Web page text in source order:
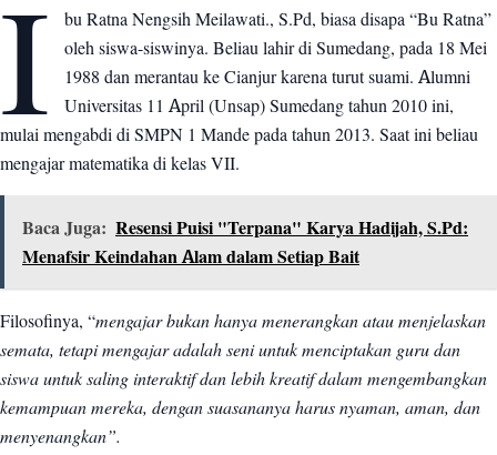
I
bu Ratna Nengsih Meilawati., S.Pd, biasa disapa “Bu Ratna”
oleh siswa-siswinya. Beliau lahir di Sumedang, pada 18 Mei
1988 dan merantau ke Cianjur karena turut suami. Alumni
Universitas 11 April (Unsap) Sumedang tahun 2010 ini,
mulai mengabdi di SMPN 1 Mande pada tahun 2013. Saat ini beliau
mengajar matematika di kelas VII.
Baca Juga: Resensi Puisi "Terpana" Karya Hadijah, S.Pd:
Menafsir Keindahan Alam dalam Setiap Bait
Filosofinya, “mengajar bukan hanya menerangkan atau menjelaskan
semata, tetapi mengajar adalah seni untuk menciptakan guru dan
siswa untuk saling interaktif dan lebih kreatif dalam mengembangkan
kemampuan mereka, dengan suasananya harus nyaman, aman, dan
menyenangkan”.